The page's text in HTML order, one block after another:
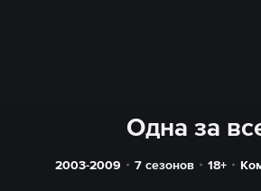
Одна за
2003-2009 7 сезонов 18+